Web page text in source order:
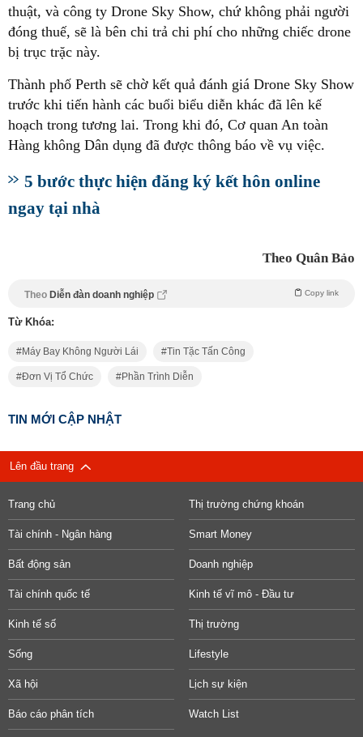
thuật, và công ty Drone Sky Show, chứ không phải người
đóng thuế, sẽ là bên chi trả chi phí cho những chiếc drone
bị trục trặc này.
Thành phố Perth sẽ chờ kết quả đánh giá Drone Sky Show
trước khi tiến hành các buổi biểu diễn khác đã lên kế
hoạch trong tương lai. Trong khi đó, Cơ quan An toàn
Hàng không Dân dụng đã được thông báo về vụ việc.
5 bước thực hiện đăng ký kết hôn online
ngay tại nhà
Theo Quân Bảo
Theo Diễn đàn doanh nghiệp Copy link
Từ Khóa:
Máy Bay Không Người Lái Tin Tặc Tấn Công
Đơn Vị Tổ Chức Phần Trình Diễn
TIN MỚI CẬP NHẬT
Lên đầu trang
Trang chủ Thị trường chứng khoán
Tài chính - Ngân hàng Smart Money
Bất động sản Doanh nghiệp
Tài chính quốc tế Kinh tế vĩ mô - Đầu tư
Kinh tế số Thị trường
Sống Lifestyle
Xã hội Lịch sự kiện
Báo cáo phân tích Watch List